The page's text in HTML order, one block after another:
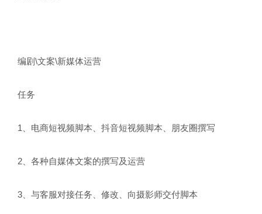
编剧\文案\新媒体运营
任务
1、电商短视频脚本、抖音短视频脚本、朋友圈撰写
2、各种自媒体文案的撰写及运营
3、与客服对接任务、修改、向摄影师交付脚本